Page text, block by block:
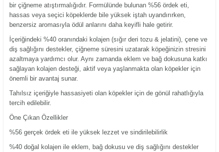
bir çiğneme atıştırmalığıdır. Formülünde bulunan %56 ördek eti,
hassas veya seçici köpeklerde bile yüksek iştah uyandırırken,
benzersiz aromasıyla ödül anlarını daha keyifli hale getirir.
İçeriğindeki %40 oranındaki kolajen (sığır deri tozu & jelatini), çene ve
diş sağlığını destekler, çiğneme süresini uzatarak köpeğinizin stresini
azaltmaya yardımcı olur. Aynı zamanda eklem ve bağ dokusuna katkı
sağlayan kolajen desteği, aktif veya yaşlanmakta olan köpekler için
önemli bir avantaj sunar.
Tahılsız içeriğiyle hassasiyeti olan köpekler için de gönül rahatlığıyla
tercih edilebilir.
Öne Çıkan Özellikler
%56 gerçek ördek eti ile yüksek lezzet ve sindirilebilirlik
%40 doğal kolajen ile eklem, bağ dokusu ve diş sağlığını destekler